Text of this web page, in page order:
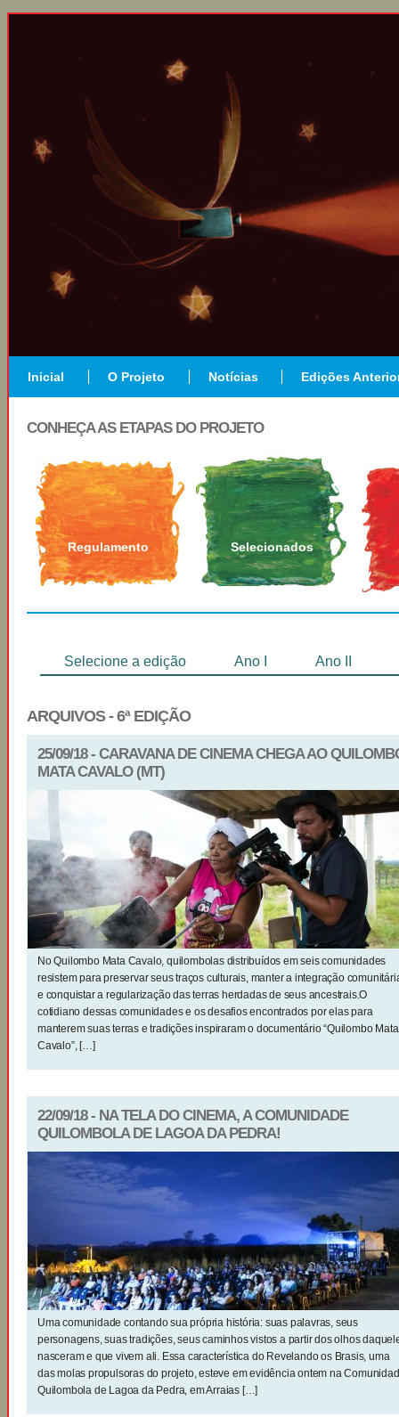
Inicial O Projeto Notícias Edições
CONHEÇA AS ETAPAS DO PROJETO
Regulamento Selecionados
Selecione a edição Ano I Ano II
ARQUIVOS - 6ª EDIÇÃO
25/09/18 - CARAVANA DE CINEMA CHEGA AO
MATA CAVALO (MT)
No Quilombo Mata Cavalo, quilombolas distribuídos em seis comunidades
resistem para preservar seus traços culturais, manter a integração
e conquistar a regularização das terras herdadas de seus ancestrais.O
cotidiano dessas comunidades e os desafios encontrados por elas para
manterem suas terras e tradições inspiraram o documentário “Quilombo Mata
Cavalo”, […]
22/09/18 - NA TELA DO CINEMA, A COMUNIDADE
QUILOMBOLA DE LAGOA DA PEDRA!
Uma comunidade contando sua própria história: suas palavras, seus
personagens, suas tradições, seus caminhos vistos a partir dos olhos
nasceram e que vivem ali. Essa característica do Revelando os Brasis, uma
das molas propulsoras do projeto, esteve em evidência ontem na
Quilombola de Lagoa da Pedra, em Arraias […]